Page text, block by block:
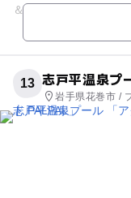
＆露天風呂「じゃぶ
くりの湯”を堪能して
13 志戸平温泉プ
岩手県花巻市 /